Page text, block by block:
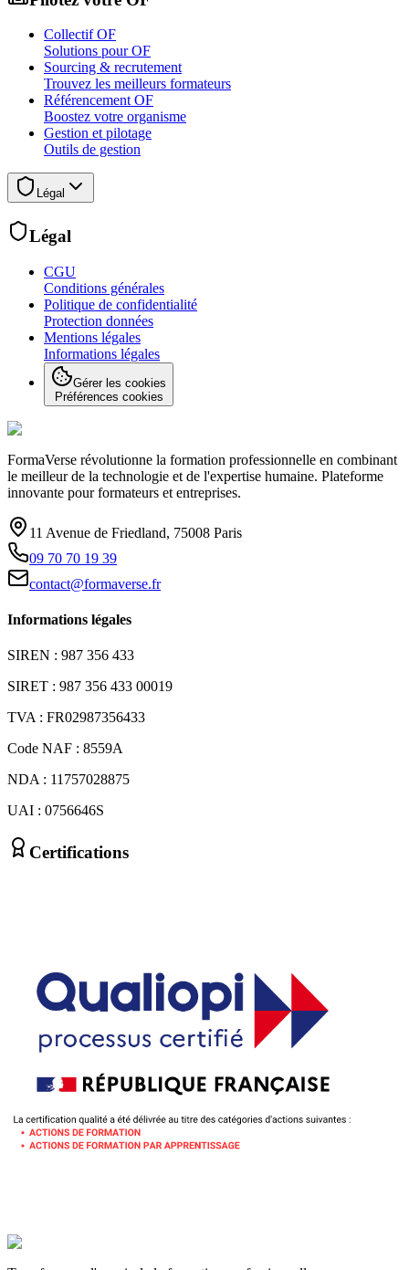
Collectif OF
Solutions pour OF
Sourcing & recrutement
Trouvez les meilleurs formateurs
Référencement OF
Boostez votre organisme
Gestion et pilotage
Outils de gestion
Légal
Légal
CGU
Conditions générales
Politique de confidentialité
Protection données
Mentions légales
Informations légales
Gérer les cookies
Préférences cookies
FormaVerse révolutionne la formation professionnelle en combinant
le meilleur de la technologie et de l'expertise humaine. Plateforme
innovante pour formateurs et entreprises.
11 Avenue de Friedland, 75008 Paris
09 70 70 19 39
contact@formaverse.fr
Informations légales
SIREN : 987 356 433
SIRET : 987 356 433 00019
TVA : FR02987356433
Code NAF : 8559A
NDA : 11757028875
UAI : 0756646S
Certifications